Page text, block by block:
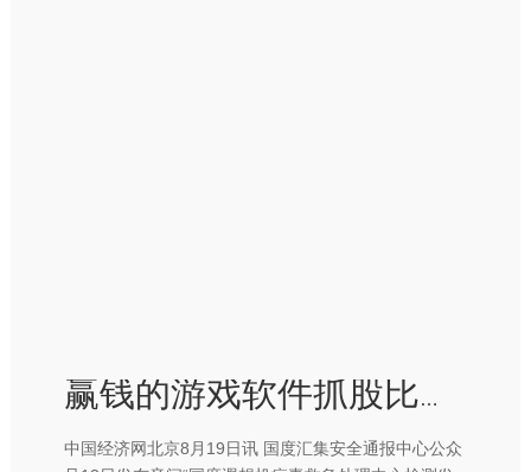
赢钱的游戏软件抓股比例为25.34%；姚文彬为第二大推进-赢钱的游戏软件·(中国)官方网站
中国经济网北京8月19日讯 国度汇集安全通报中心公众